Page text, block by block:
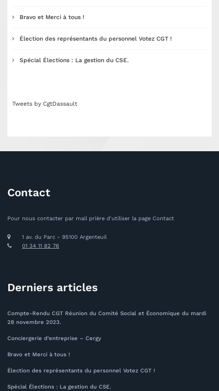
Bravo et Merci à tous !
Élection des représentants du personnel Votez CGT !
Spécial Élections : La gestion du CSE.
Tweets by CgtDassault
Contact
Pour nous contacter par mail prière d'utiliser la page Contact
1 av. du Parc - 95100 Argenteuil
01 34 11 82 76
Derniers articles
Compte-Rendu CGT Réunion du Comité Social et Économique du mardi
28 novembre 2023.
Conciergerie d’entreprise – Cergy
Bravo et Merci à tous !
Élection des représentants du personnel Votez CGT !
Spécial Élections : La gestion du CSE.